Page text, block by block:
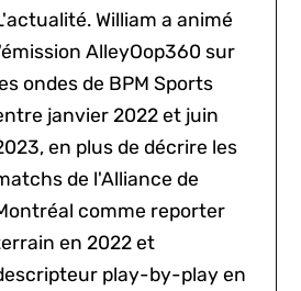
William a animé
AlleyOop360 sur
ondes de BPM Sports
janvier 2022 et juin
en plus de décrire les
de l'Alliance de
comme reporter
en 2022 et
play-by-play en